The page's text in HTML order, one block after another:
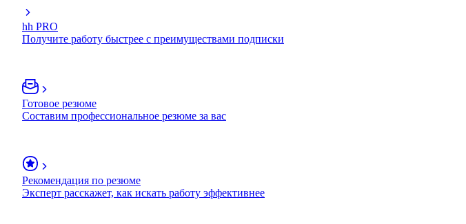
hh PRO
Получите работу быстрее с преимуществами подписки
Готовое резюме
Составим профессиональное резюме за вас
Рекомендация по резюме
Эксперт расскажет, как искать работу эффективнее